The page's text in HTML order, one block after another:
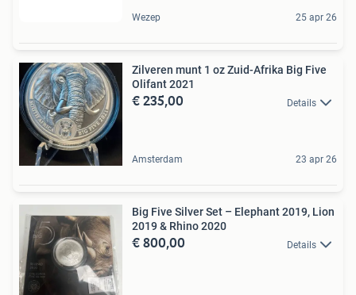
Wezep 25 apr 26
Zilveren munt 1 oz Zuid-Afrika Big Five
Olifant 2021
€ 235,00 Details
Amsterdam 23 apr 26
Big Five Silver Set – Elephant 2019, Lion
2019 & Rhino 2020
€ 800,00 Details